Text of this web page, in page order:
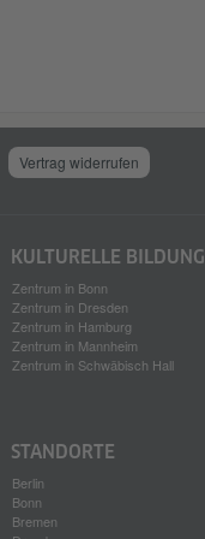
Vertrag widerrufen
KULTURELLE BILDUNG
Zentrum in Bonn
Zentrum in Dresden
Zentrum in Hamburg
Zentrum in Mannheim
Zentrum in Schwäbisch Hall
STANDORTE
Berlin
Bonn
Bremen